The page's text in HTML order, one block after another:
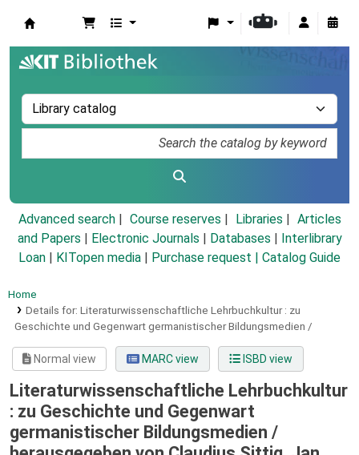
Advanced search Course reserves Libraries
Articles
and Papers
Electronic Journals Databases
Interlibrary
Loan
KITopen media Purchase request | Catalog Guide
Home
Details for: Literaturwissenschaftliche Lehrbuchkultur : zu
Geschichte und Gegenwart germanistischer Bildungsmedien /
Normal view MARC view ISBD view
Literaturwissenschaftliche Lehrbuchkultur
: zu Geschichte und Gegenwart
germanistischer Bildungsmedien /